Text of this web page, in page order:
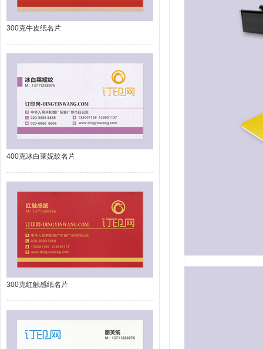
300克牛皮纸名片
400克冰白莱妮纹名片
300克红触感纸名片